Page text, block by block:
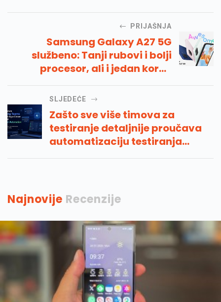
PRIJAŠNJA
Samsung Galaxy A27 5G
službeno: Tanji rubovi i bolji
procesor, ali i jedan korak
unatrag
SLJEDEĆE
Zašto sve više timova za
testiranje detaljnije proučava
automatizaciju testiranja
umjetne inteligencije
Najnovije Recenzije